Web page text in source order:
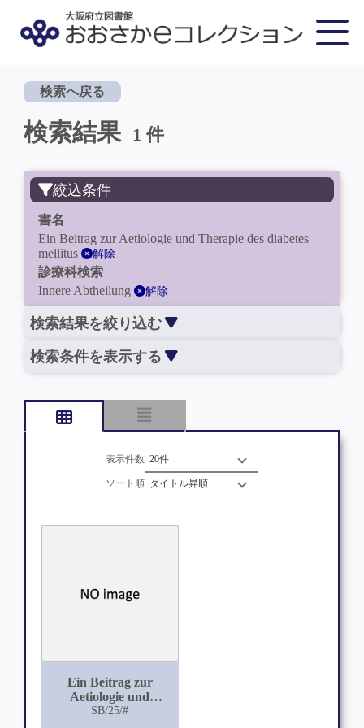
検索へ戻る
検索結果 1 件
絞込条件
書名
Ein Beitrag zur Aetiologie und Therapie des diabetes
mellitus
解除
診療科検索
Innere Abtheilung
解除
検索結果を絞り込む
検索条件を表示する
表示件数
ソート順
Ein Beitrag zur
Aetiologie und
Therapie des diabetes
SB/25/#